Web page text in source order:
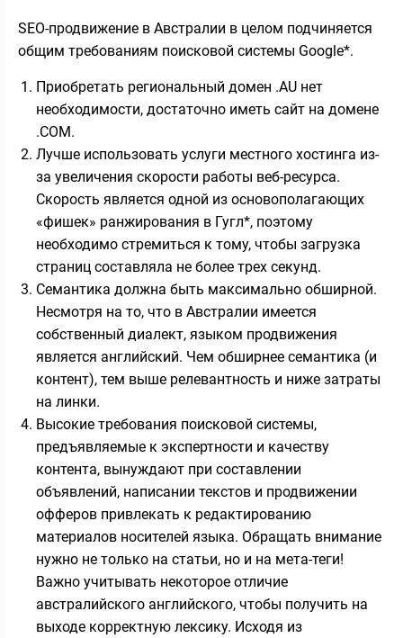
SEO-продвижение в Австралии в целом подчиняется
общим требованиям поисковой системы Google*.
Приобретать региональный домен .AU нет
необходимости, достаточно иметь сайт на домене
.COM.
Лучше использовать услуги местного хостинга из-
за увеличения скорости работы веб-ресурса.
Скорость является одной из основополагающих
«фишек» ранжирования в Гугл*, поэтому
необходимо стремиться к тому, чтобы загрузка
страниц составляла не более трех секунд.
Семантика должна быть максимально обширной.
Несмотря на то, что в Австралии имеется
собственный диалект, языком продвижения
является английский. Чем обширнее семантика (и
контент), тем выше релевантность и ниже затраты
на линки.
Высокие требования поисковой системы,
предъявляемые к экспертности и качеству
контента, вынуждают при составлении
объявлений, написании текстов и продвижении
офферов привлекать к редактированию
материалов носителей языка. Обращать внимание
нужно не только на статьи, но и на мета-теги!
Важно учитывать некоторое отличие
австралийского английского, чтобы получить на
выходе корректную лексику. Исходя из